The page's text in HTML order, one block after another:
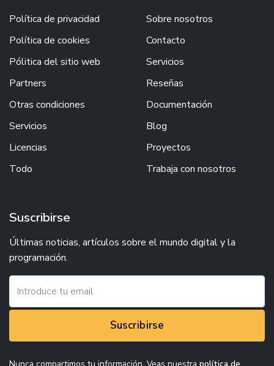
Política de privacidad
Política de cookies
Pólitica del sitio web
Partners
Otras condiciones
Servicios
Licencias
Todo
Sobre nosotros
Contacto
Servicios
Reseñas
Documentación
Blog
Proyectos
Trabaja con nosotros
Suscribirse
Últimas noticias, artículos sobre el mundo digital y la
programación.
Suscribirse
Nunca compartimos tu información. Veas nuestra política de